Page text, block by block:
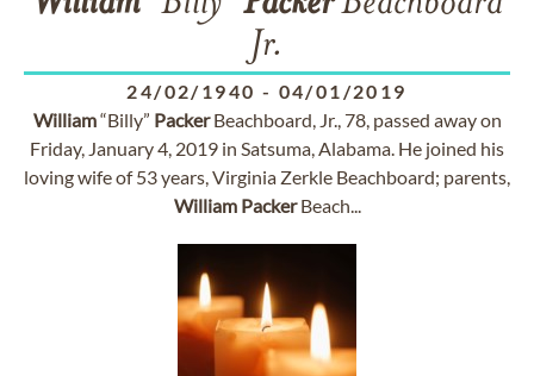
Jr.
24/02/1940 - 04/01/2019
William“Billy” PackerBeachboard, Jr., 78, passed away on
Friday, January 4, 2019 in Satsuma, Alabama. He joined his
loving wife of 53 years, Virginia Zerkle Beachboard; parents,
William PackerBeach...